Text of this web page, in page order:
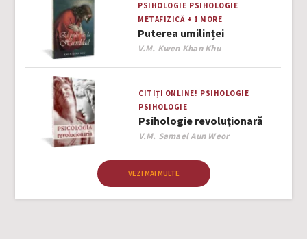
PSIHOLOGIE PSIHOLOGIE
METAFIZICĂ + 1 MORE
Puterea umilinței
Author
V.M. Kwen Khan Khu
CITIȚI ONLINE! PSIHOLOGIE
PSIHOLOGIE
Psihologie revoluționară
Author
V.M. Samael Aun Weor
VEZI MAI MULTE